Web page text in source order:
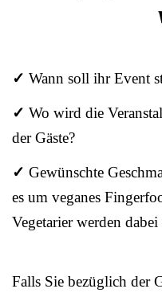
✓ Wann soll ihr Event
✓ Wo wird die
der Gäste?
✓ Gewünschte
es um veganes
Vegetarier werden dabei
Falls Sie bezüglich der